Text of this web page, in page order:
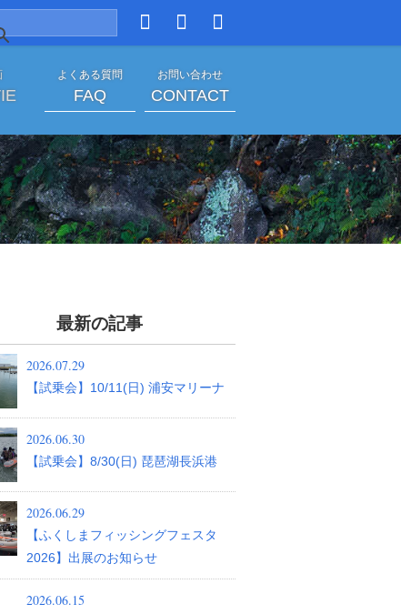
よくある質問
FAQ
お問い合わせ
CONTACT
）|イベント
最新の記事
2026.07.29
【試乗会】10/11(日) 浦安マリーナ
2026.06.30
【試乗会】8/30(日) 琵琶湖長浜港
2026.06.29
【ふくしまフィッシングフェスタ
2026】出展のお知らせ
2026.06.15